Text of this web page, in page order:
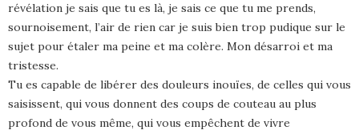
révélation je sais que tu es là, je sais ce que tu me prends,
sournoisement, l’air de rien car je suis bien trop pudique sur le
sujet pour étaler ma peine et ma colère. Mon désarroi et ma
tristesse.
Tu es capable de libérer des douleurs inouïes, de celles qui vous
saisissent, qui vous donnent des coups de couteau au plus
profond de vous même, qui vous empêchent de vivre